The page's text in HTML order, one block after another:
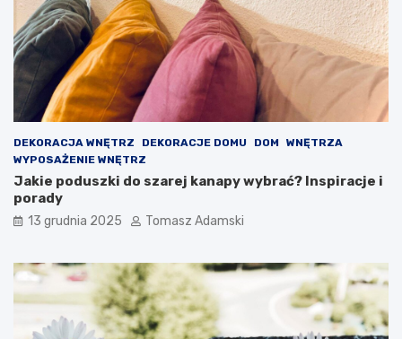
DEKORACJA WNĘTRZ DEKORACJE DOMU DOM
WNĘTRZA
WYPOSAŻENIE WNĘTRZ
Jakie poduszki do szarej kanapy wybrać? Inspiracje i
porady
13 grudnia 2025 Tomasz Adamski